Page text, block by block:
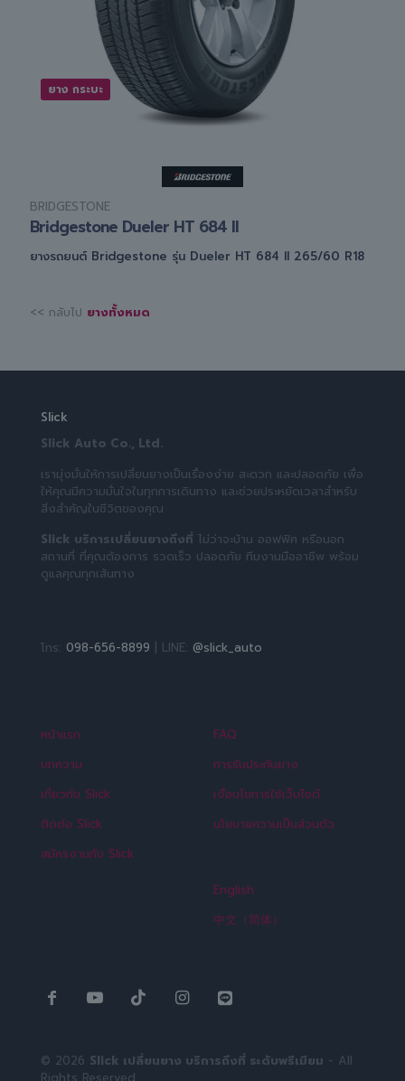
ยาง กระบะ
BRIDGESTONE
Bridgestone Dueler HT 684 II
ยางรถยนต์ Bridgestone รุ่น Dueler HT 684 II 265/60 R18
<< กลับไป ยางทั้งหมด
Slick
Slick Auto Co., Ltd.
เรามุ่งมั่นให้การเปลี่ยนยางเป็นเรื่องง่าย สะดวก และปลอดภัย เพื่อ
ให้คุณมีความมั่นใจในทุกการเดินทาง และช่วยประหยัดเวลาสำหรับ
สิ่งสำคัญในชีวิตของคุณ
Slick บริการเปลี่ยนยางถึงที่ ไม่ว่าจะบ้าน ออฟฟิศ หรือนอก
สถานที่ ที่คุณต้องการ รวดเร็ว ปลอดภัย ทีมงานมืออาชีพ พร้อม
ดูแลคุณทุกเส้นทาง
โทร: 098-656-8899 | LINE: @slick_auto
หน้าแรก
บทความ
เกี่ยวกับ Slick
ติดต่อ Slick
สมัครงานกับ Slick
FAQ
การรับประกันยาง
เงื่อนไขการใช้เว็บไซต์
นโยบายความเป็นส่วนตัว
English
中文（简体）
© 2026 Slick เปลี่ยนยาง บริการถึงที่ ระดับพรีเมียม - All